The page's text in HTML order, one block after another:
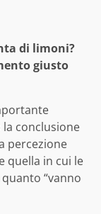
di limoni?
giusto
la conclusione
percezione
quella in cui le
“vanno